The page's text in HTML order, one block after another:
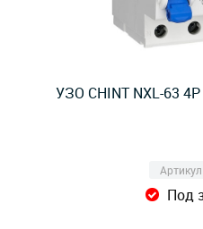
УЗО CHINT NXL-63
Под